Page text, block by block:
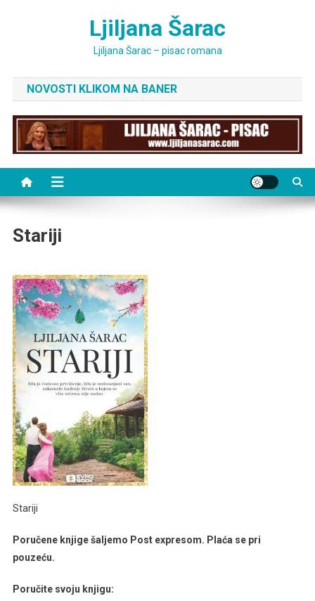
Ljiljana Šarac
Ljiljana Šarac – pisac romana
NOVOSTI KLIKOM NA BANER
Stariji
Stariji
Poručene knjige šaljemo Post expresom. Plaća se pri
pouzeću.
Poručite svoju knjigu: